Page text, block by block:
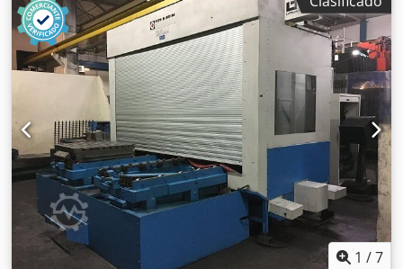
mm Carga de mesa 12 t Cambiador de piezas de trabajo
de 30 posiciones Portaherramientas ISI SK-50 Velocidad del
husillo 5000 rpm Potencia de accionamiento del husillo de
fresado: 30 kW Este centro de mecanizado universal
ModiMill de Droop & Rein se encuentra en una
Djdpfxovwgphj Akzekr Buen estado y se puede ver en
funcionamiento previo acuerdo con el vendedor.
convertirse en. Descripción: - Cambiador de herramientas
de 30 posiciones: 20 plazas ISO SK-50 10 plazas HSK 63 -
Dos husillos de fresado SK-50 con 5000 rpm. HSK 63 con
18000 rpm. - mesa giratoria 2200 x 1800mm
1 /7